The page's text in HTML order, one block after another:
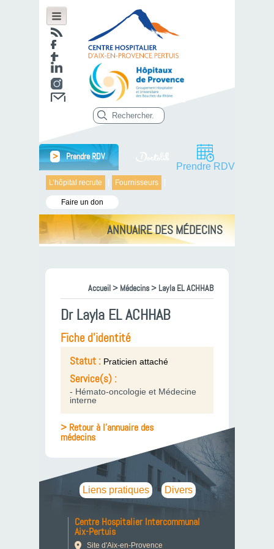
L’hôpital recrute Fournisseurs
Faire un don
> Prendre RDV
Prendre RDV
ANNUAIRE DES MÉDECINS
Accueil> Médecins> Layla EL ACHHAB
Dr Layla EL ACHHAB
Fiche d'identité
Statut : Praticien attaché
Service(s) :
- Hémato-oncologie et Médecine
interne
> Retour à l'annuaire des
médecins
Liens pratiques Divers
Centre Hospitalier Intercommunal
Aix-Pertuis
Site d'Aix-en-Provence